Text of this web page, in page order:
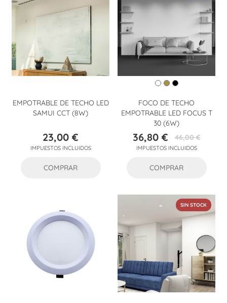
EMPOTRABLE DE TECHO LED
SAMUI CCT (8W)
Precio
23,00 €
IMPUESTOS INCLUIDOS
COMPRAR
FOCO DE TECHO
EMPOTRABLE LED FOCUS T
30 (6W)
Precio
36,80 €Precio
base
46,00 €
IMPUESTOS INCLUIDOS
COMPRAR
SIN STOCK